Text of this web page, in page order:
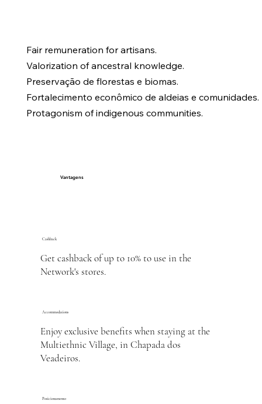
Fair remuneration for artisans.
Valorization of ancestral knowledge.
Preservação de florestas e biomas.
Fortalecimento econômico de aldeias e comunidades.
Protagonism of indigenous communities.
Vantagens
Cashback
Get cashback of up to 10% to use in the
Network's stores.
Accommodations
Enjoy exclusive benefits when staying at the
Multiethnic Village, in Chapada dos
Veadeiros.
Posicionamento